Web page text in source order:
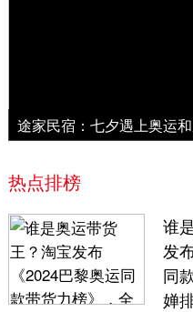
热点排榜
谁
发
同
婵